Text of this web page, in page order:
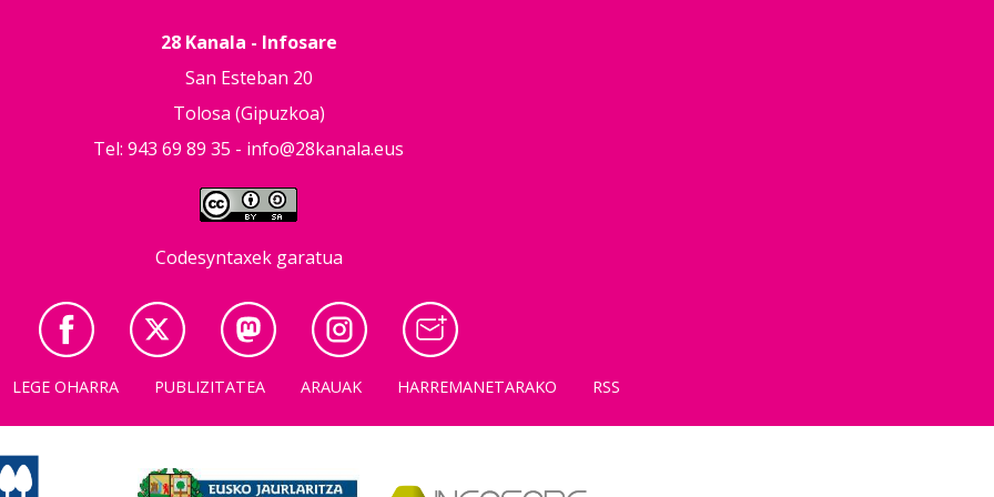
28 Kanala - Infosare
San Esteban 20
Tolosa (Gipuzkoa)
Tel: 943 69 89 35 - info@28kanala.eus
Codesyntaxek garatua
LEGE OHARRA PUBLIZITATEA ARAUAK HARREMANETARAKO RSS